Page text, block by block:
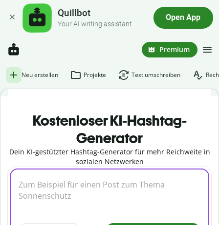
Quillbot
Your AI writing assistant
Open App
Premium
Neu erstellen Projekte Text umschreiben
Kostenloser KI-Hashtag-
Generator
Dein KI-gestützter Hashtag-Generator für mehr Reichweite in
sozialen Netzwerken